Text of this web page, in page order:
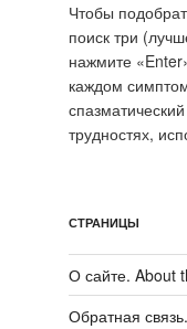
Чтобы
поиск три
нажмите
каждом
трудностях,
СТРАНИЦЫ
О сайте. About
Обратная